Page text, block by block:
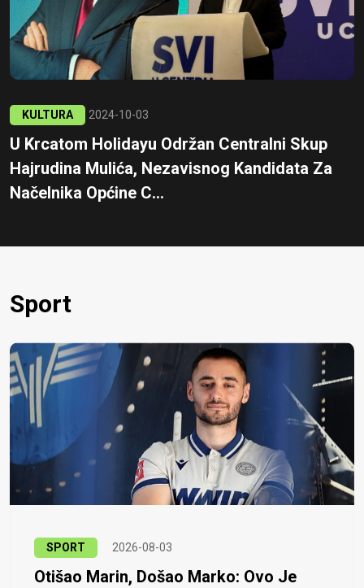
KULTURA 2024-10-03
U Krcatom Holidayu Održan Centralni Skup
Hajrudina Mulića, Nezavisnog Kandidata Za
Načelnika Općine C...
Sport
SPORT 2026-08-03
Otišao Marin, Došao Marko: Ovo Je